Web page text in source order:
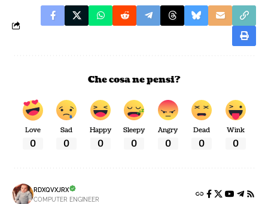
Che cosa ne pensi?
Love
0
Sad
0
Happy
0
Sleepy
0
Angry
0
Dead
0
Wink
0
RDXQVXJRX
COMPUTER ENGINEER